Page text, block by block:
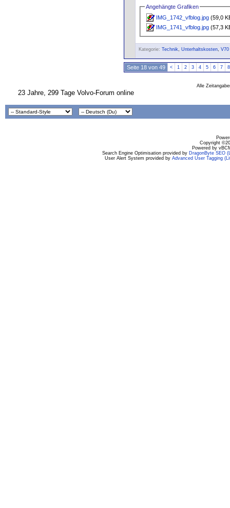
Angehängte Grafiken
IMG_1742_vfblog.jpg (59,0
IMG_1741_vfblog.jpg (57,3
Kategorie: Technik, Unterhaltskosten,
Seite 18 von 49 < 1 2 3 4 5 6 7 8
Alle
23 Jahre, 299 Tage Volvo-Forum online
Copyright
Powered by
Search Engine Optimisation provided by DragonByte SEO
User Alert System provided byAdvanced User Tagging